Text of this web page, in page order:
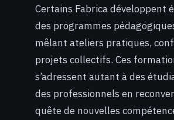
Certains Fabrica développent
des programmes
mêlant ateliers pratiques,
projets collectifs. Ces
s’adressent autant à des
des professionnels en
quête de nouvelles